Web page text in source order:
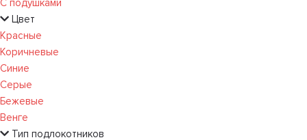
С подушками
Цвет
Красные
Коричневые
Синие
Серые
Бежевые
Венге
Тип подлокотников